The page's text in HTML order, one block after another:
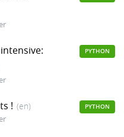
PYTHON
! (en) PYTHON